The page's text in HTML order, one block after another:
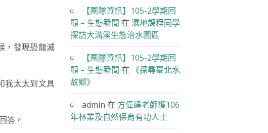
，發現恐龍滅
我太太到文具
答。
【團隊資訊】105-2學期回
顧 – 生態瞬間 在 濕地課程同學
探訪大溝溪生態治水園區
【團隊資訊】105-2學期回
顧 – 生態瞬間 在 《探尋臺北水
故鄉》
admin 在 方偉達老師獲106
年林業及自然保育有功人士